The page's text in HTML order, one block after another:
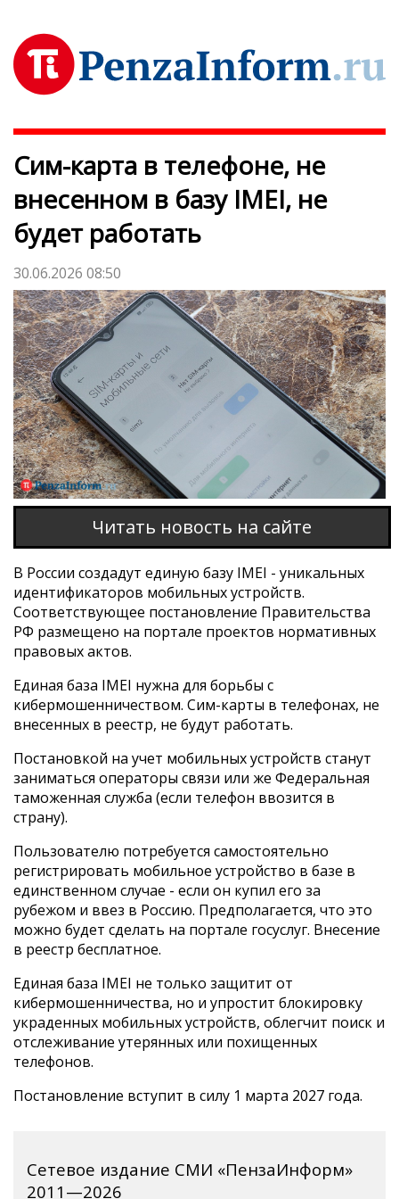
Сим-карта в телефоне, не
внесенном в базу IMEI, не
будет работать
30.06.2026 08:50
Читать новость на сайте
В России создадут единую базу IMEI - уникальных
идентификаторов мобильных устройств.
Соответствующее постановление Правительства
РФ размещено на портале проектов нормативных
правовых актов.
Единая база IMEI нужна для борьбы с
кибермошенничеством. Сим-карты в телефонах, не
внесенных в реестр, не будут работать.
Постановкой на учет мобильных устройств станут
заниматься операторы связи или же Федеральная
таможенная служба (если телефон ввозится в
страну).
Пользователю потребуется самостоятельно
регистрировать мобильное устройство в базе в
единственном случае - если он купил его за
рубежом и ввез в Россию. Предполагается, что это
можно будет сделать на портале госуслуг. Внесение
в реестр бесплатное.
Единая база IMEI не только защитит от
кибермошенничества, но и упростит блокировку
украденных мобильных устройств, облегчит поиск и
отслеживание утерянных или похищенных
телефонов.
Постановление вступит в силу 1 марта 2027 года.
Сетевое издание СМИ «ПензаИнформ»
2011—2026